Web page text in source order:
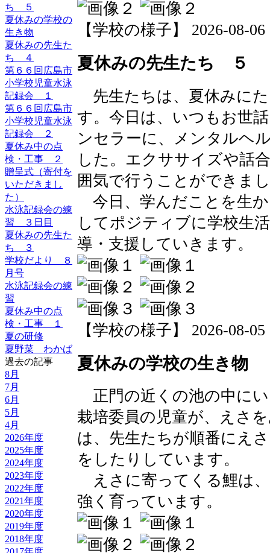
ち ５
夏休みの学校の
生き物
夏休みの先生た
ち ４
第６６回広島市
小学校児童水泳
記録会 １
第６６回広島市
小学校児童水泳
記録会 ２
夏休み中の点
検・工事 ２
贈呈式（寄付を
いただきまし
た）
水泳記録会の練
習 ３日目
夏休みの先生た
ち ３
学校だより ８
月号
水泳記録会の練
習
夏休み中の点
検・工事 １
夏の研修
夏野菜 わかば
過去の記事
8月
7月
6月
5月
4月
2026年度
2025年度
2024年度
2023年度
2022年度
2021年度
2020年度
2019年度
2018年度
【学校の様子】 2026-08-
夏休みの先生たち ５
先生たちは、夏休みに
す。今日は、いつもお世
ンセラーに、メンタルヘ
した。エクササイズや話
囲気で行うことができま
今日、学んだことを生
してポジティブに学校生
導・支援していきます。
【学校の様子】 2026-08-
夏休みの学校の生き物
正門の近くの池の中に
栽培委員の児童が、えさ
は、先生たちが順番にえ
をしたりしています。
えさに寄ってくる鯉は
強く育っています。